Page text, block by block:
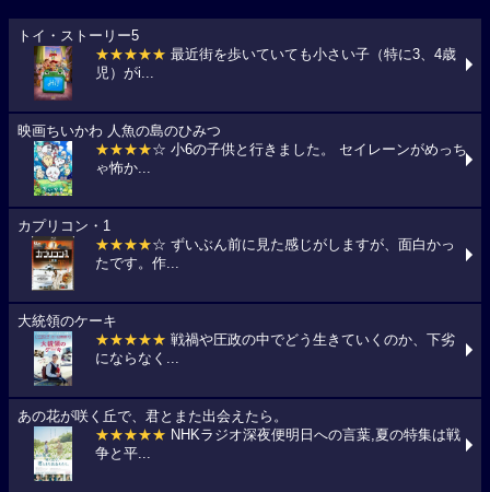
トイ・ストーリー5
★★★★★ 最近街を歩いていても小さい子（特に3、4歳
児）がi...
映画ちいかわ 人魚の島のひみつ
★★★★☆ 小6の子供と行きました。 セイレーンがめっち
ゃ怖か...
カプリコン・1
★★★★☆ ずいぶん前に見た感じがしますが、面白かっ
たです。作...
大統領のケーキ
★★★★★ 戦禍や圧政の中でどう生きていくのか、下劣
にならなく...
あの花が咲く丘で、君とまた出会えたら。
★★★★★ NHKラジオ深夜便明日への言葉,夏の特集は戦
争と平...